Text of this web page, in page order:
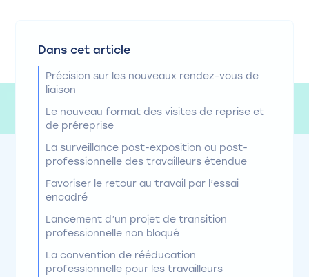
Dans cet article
Précision sur les nouveaux rendez-vous de
liaison
Le nouveau format des visites de reprise et
de préreprise
La surveillance post-exposition ou post-
professionnelle des travailleurs étendue
Favoriser le retour au travail par l’essai
encadré
Lancement d’un projet de transition
professionnelle non bloqué
La convention de rééducation
professionnelle pour les travailleurs